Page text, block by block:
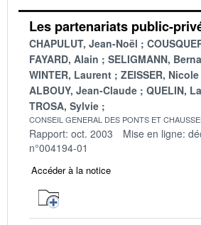
Les partenariats public-
CHAPULUT, Jean-Noël
FAYARD, Alain
SELIGMANN,
WINTER, Laurent
ZEISSER, Nicole
ALBOUY, Jean-Claude
QUELIN,
TROSA, Sylvie
CONSEIL GENERAL DES PONTS ET
Rapport: oct. 2003 Mise en ligne:
n°004194-01
Accéder à la notice